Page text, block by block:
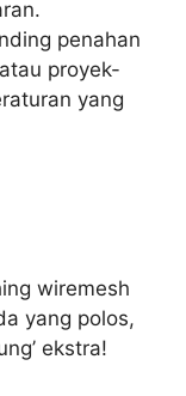
penahan
proyek-
yang
wiremesh
yang polos,
ekstra!